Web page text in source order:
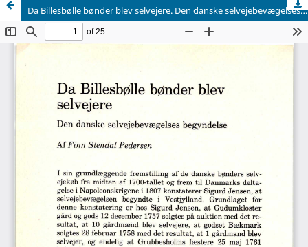
Da Billesbølle bønder blev selvejere. Den danske selvejebevægelses begyndelse.